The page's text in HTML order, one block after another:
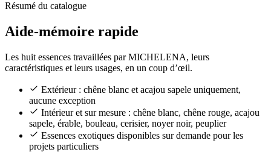
Résumé du catalogue
Aide-mémoire rapide
Les huit essences travaillées par MICHELENA, leurs
caractéristiques et leurs usages, en un coup d’œil.
Extérieur : chêne blanc et acajou sapele uniquement,
aucune exception
Intérieur et sur mesure : chêne blanc, chêne rouge, acajou
sapele, érable, bouleau, cerisier, noyer noir, peuplier
Essences exotiques disponibles sur demande pour les
projets particuliers